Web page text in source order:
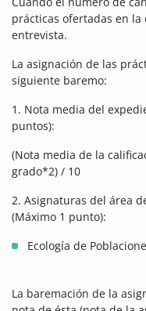
prácticas ofertadas en
entrevista.
La asignación de las
siguiente baremo:
1. Nota media del
puntos):
(Nota media de la
grado*2) / 10
2. Asignaturas del área
(Máximo 1 punto):
Ecología de
La baremación de la